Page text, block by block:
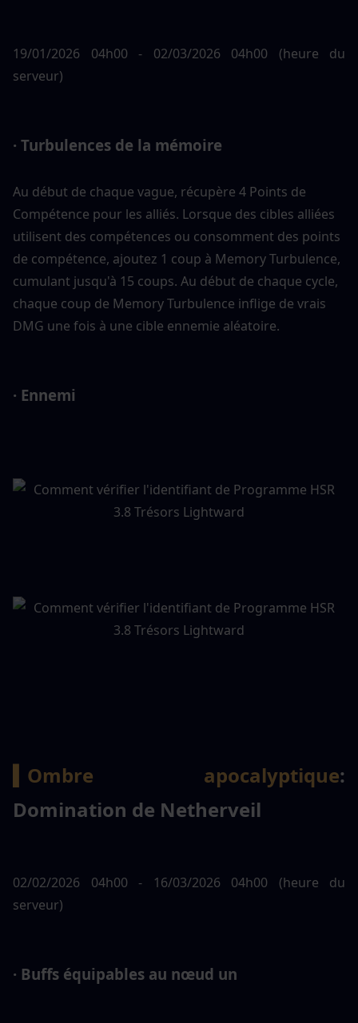
19/01/2026 04h00 - 02/03/2026 04h00 (heure du
serveur)
· Turbulences de la mémoire
Au début de chaque vague, récupère 4 Points de
Compétence pour les alliés. Lorsque des cibles alliées
utilisent des compétences ou consomment des points
de compétence, ajoutez 1 coup à Memory Turbulence,
cumulant jusqu'à 15 coups. Au début de chaque cycle,
chaque coup de Memory Turbulence inflige de vrais
DMG une fois à une cible ennemie aléatoire.
· Ennemi
▍Ombre apocalyptique:
Domination de Netherveil
02/02/2026 04h00 - 16/03/2026 04h00 (heure du
serveur)
· Buffs équipables au nœud un